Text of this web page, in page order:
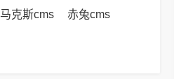
马克斯cms 赤兔cms